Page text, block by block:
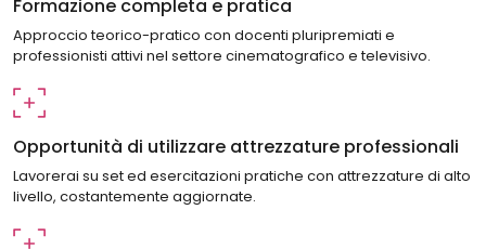
Formazione completa e pratica
Approccio teorico-pratico con docenti pluripremiati e
professionisti attivi nel settore cinematografico e televisivo.
Opportunità di utilizzare attrezzature professionali
Lavorerai su set ed esercitazioni pratiche con attrezzature di alto
livello, costantemente aggiornate.